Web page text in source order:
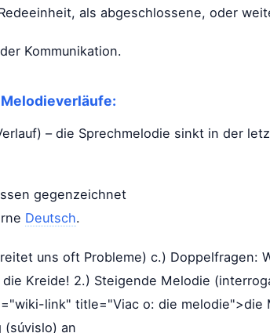
als abgeschlossene, oder
Kommunikation.
– die Sprechmelodie sinkt in der
gegenzeichnet
Deutsch.
uns oft Probleme) c.) Doppelfragen:
Kreide! 2.) Steigende Melodie
link" title="Viac o: die melodie">die
an